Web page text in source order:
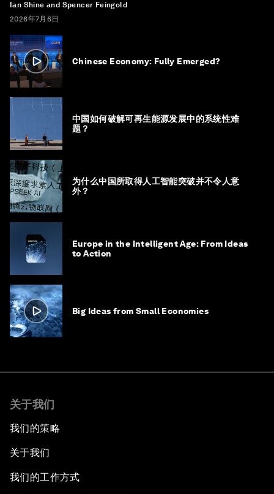
Ian Shine and Spencer Feingold
2026年7月6日
Chinese Economy: Fully Emerged?
中国如何破解可再生能源发展中的系统性难
题？
为什么中国所取得人工智能突破并不令人意
外？
Europe in the Intelligent Age: From Ideas
to Action
Big Ideas from Small Economies
关于我们
我们的策略
关于我们
我们的工作方式